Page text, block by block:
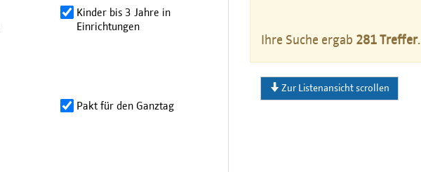
Kinder bis 3 Jahre in
Einrichtungen
Pakt für den Ganztag
Ihre Suche ergab 281 Treffer.
Zur Listenansicht scrollen